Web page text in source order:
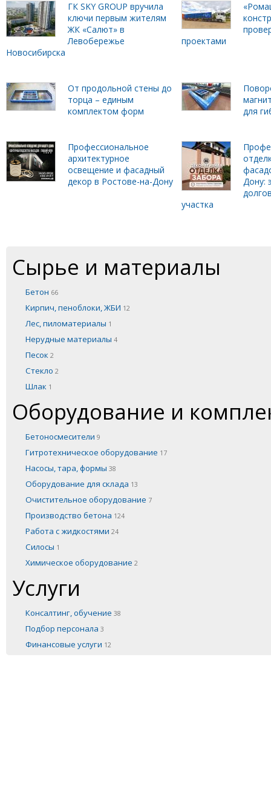
ГК SKY GROUP вручила
ключи первым жителям
ЖК «Салют» в
Левобережье
Новосибирска
проектами
От продольной стены до
торца – единым
комплектом форм
для
Профессиональное
архитектурное
освещение и фасадный
декор в Ростове-на-Дону
Дону:
участка
Сырье и материалы
Бетон 66
Кирпич, пеноблоки, ЖБИ 12
Лес, пиломатериалы 1
Нерудные материалы 4
Песок 2
Стекло 2
Шлак 1
Оборудование и
Бетоносмесители 9
Гитротехническое оборудование 17
Насосы, тара, формы 38
Оборудование для склада 13
Очистительное оборудование 7
Производство бетона 124
Работа с жидкостями 24
Силосы 1
Химическое оборудование 2
Услуги
Консалтинг, обучение 38
Подбор персонала 3
Финансовые услуги 12